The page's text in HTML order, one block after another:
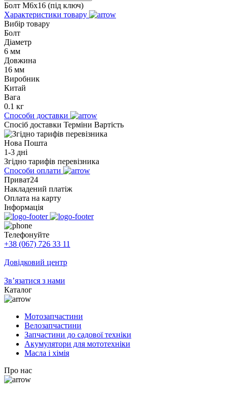
Болт M6x16 (під ключ)
Характеристики товару
Вибір товару
Болт
Діаметр
6 мм
Довжина
16 мм
Виробник
Китай
Вага
0.1 кг
Способи доставки
Спосіб доставки Терміни Вартість
Нова Пошта
1-3 дні
Згідно тарифів перевізника
Способи оплати
Приват24
Накладений платіж
Оплата на карту
Інформація
Телефонуйте
+38 (067) 726 33 11
Довідковий центр
Зв’язатися з нами
Каталог
Мотозапчастини
Велозапчастини
Запчастини до садової техніки
Акумулятори для мототехніки
Масла і хімія
Про нас